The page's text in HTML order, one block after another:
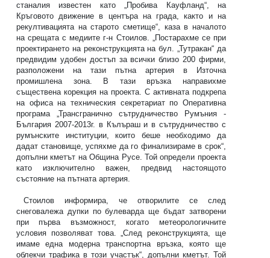
станалия известен като „Пробива Кауфланд“, на
Кръговото движение в центъра на града, както и на
рекултивацията на старото сметище“, каза в началото
на срещата с медиите г-н Стоилов. „Постарахме се при
проектирането на реконструкцията на бул. „Тутракан“ да
предвидим удобен достъп за всички близо 200 фирми,
разположени на тази пътна артерия в Източна
промишлена зона. В тази връзка направихме
съществена корекция на проекта. С активната подкрепа
на офиса на техническия секретариат по Оперативна
програма „Трансгранично сътрудничество Румъния -
България 2007-2013г. в Кълъраш и в сътрудничество с
румънските институции, които беше необходимо да
дадат становище, успяхме да го финализираме в срок“,
допълни кметът на Община Русе. Той определи проекта
като изключително важен, предвид настоящото
състояние на пътната артерия.
Стоилов информира, че отворилите се след
снеговалежа дупки по булеварда ще бъдат затворени
при първа възможност, когато метеорологичните
условия позволяват това. „След реконструкцията, ще
имаме една модерна транспортна връзка, която ще
облекчи трафика в този участък“, допълни кметът. Той